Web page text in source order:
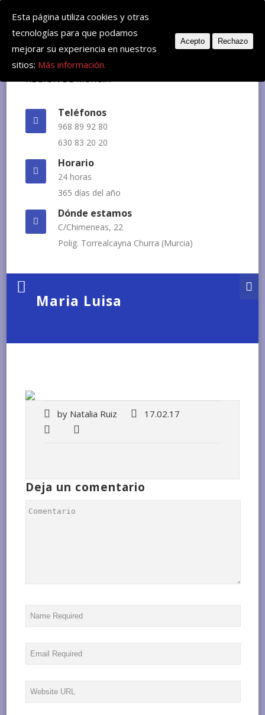
Deje su mensaje: huvemur@veterinariourgente.com
Teléfonos
968 89 92 80
630 83 20 20
Horario
24 horas
365 días del año
Dónde estamos
C/Chimeneas, 22
Polig. Torrealcayna Churra (Murcia)
Maria Luisa
by Natalia Ruiz 17.02.17
Deja un comentario
Esta página utiliza cookies y otras
tecnologías para que podamos
mejorar su experiencia en nuestros
sitios: Más información.
Acepto Rechazo